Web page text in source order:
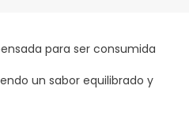
para ser consumida
un sabor equilibrado y